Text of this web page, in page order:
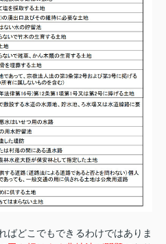
ばどこでもできるわけではありま